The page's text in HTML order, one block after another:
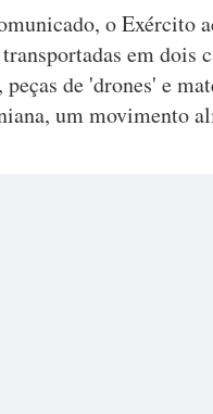
o Exército
em dois
peças de 'drones' e
um movimento